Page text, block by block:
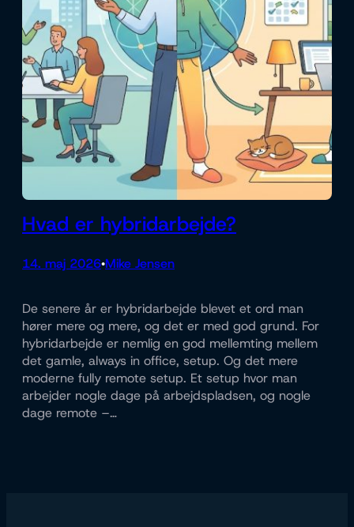
Hvad er hybridarbejde?
14. maj 2026•Mike Jensen
De senere år er hybridarbejde blevet et ord man
hører mere og mere, og det er med god grund. For
hybridarbejde er nemlig en god mellemting mellem
det gamle, always in office, setup. Og det mere
moderne fully remote setup. Et setup hvor man
arbejder nogle dage på arbejdspladsen, og nogle
dage remote –…